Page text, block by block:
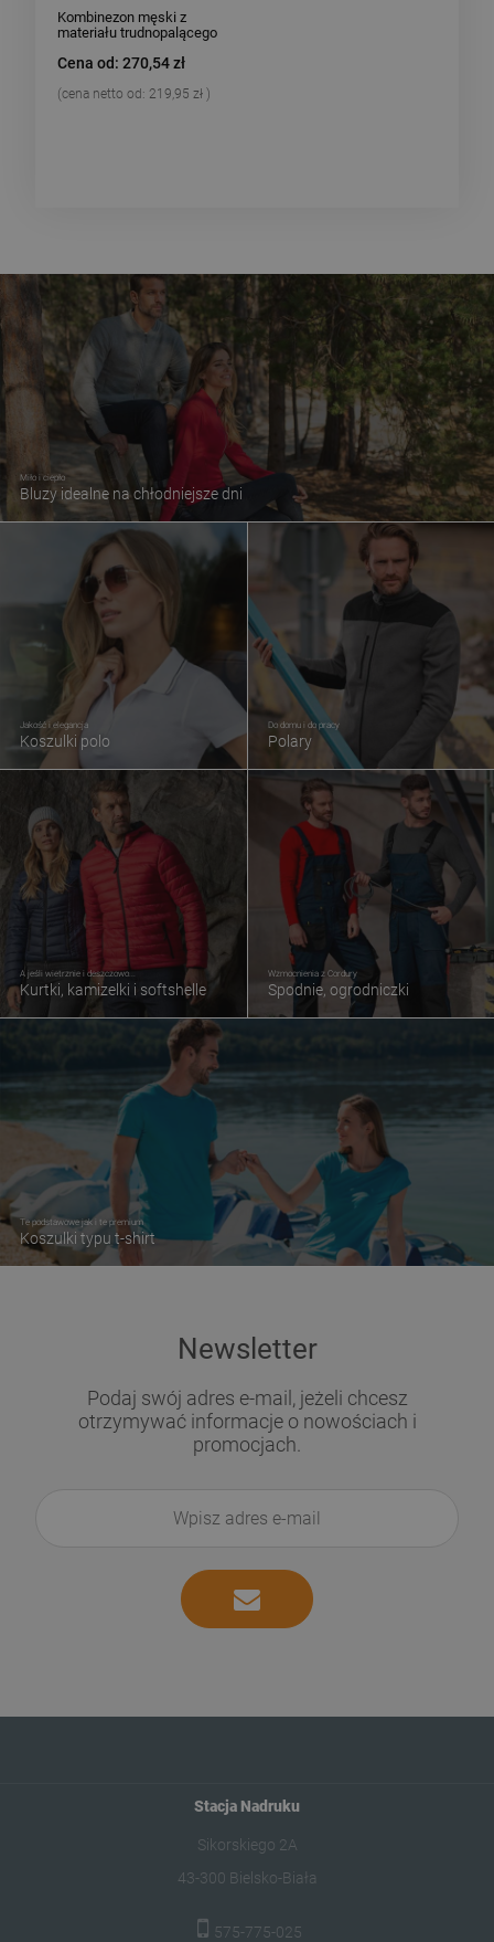
Kombinezon męski z
materiału trudnopalącego
Cena od: 270,54 zł
(cena netto od: 219,95 zł )
Miło i ciepło
Bluzy idealne na chłodniejsze dni
Jakość i elegancja
Koszulki polo
Do domu i do pracy
Polary
Te podstawowe jak i te premium
Koszulki typu t-shirt
A jeśli wietrznie i deszczowo...
Kurtki, kamizelki i softshelle
Wzmocnienia z Cordury
Spodnie, ogrodniczki
Newsletter
Podaj swój adres e-mail, jeżeli chcesz
otrzymywać informacje o nowościach i
promocjach.
Stacja Nadruku
Sikorskiego 2A
43-300 Bielsko-Biała
575-775-025